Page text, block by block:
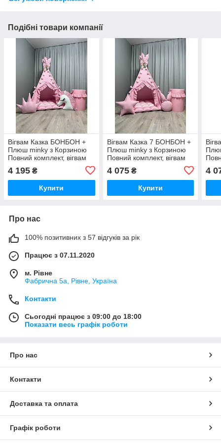
Подібні товари компанії
Вігвам Казка БОНБОН +
Плюш minky з Корзиною
Повний комплект, вігвам
для дівчинки, вігвам для
дітей, дитяча палатка,
вігвам
4 195 ₴
Купити
Вігвам Казка 7 БОНБОН +
Плюш minky з Корзиною
Повний комплект, вігвам
для дівчинки, вігвам для
дітей, дитяча палатка,
вігвам
4 075₴
Купити
4
Про нас
100% позитивних з 57 відгуків за рік
Працює з 07.11.2020
м. Рівне
Фабрична 5а, Рівне, Україна
Контакти
Сьогодні працює з 09:00 до 18:00
Показати весь графік роботи
Про нас
Контакти
Доставка та оплата
Графік роботи